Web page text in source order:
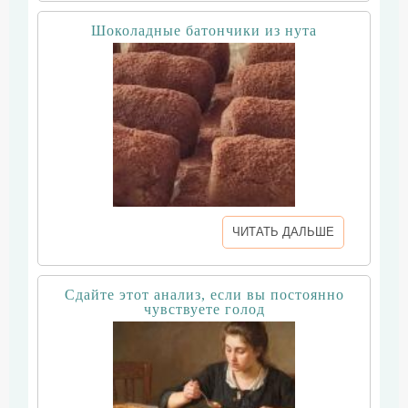
Шоколадные батончики из нута
ЧИТАТЬ ДАЛЬШЕ
Сдайте этот анализ, если вы постоянно
чувствуете голод